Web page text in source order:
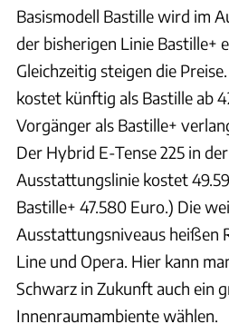
Basismodell Bastille wird im
der bisherigen Linie Bastille+
Gleichzeitig steigen die
kostet künftig als Bastille ab
Vorgänger als Bastille+
Der Hybrid E-Tense 225 in
Ausstattungslinie kostet
Bastille+ 47.580 Euro.) Die
Ausstattungsniveaus heißen
Line und Opera. Hier kann
Schwarz in Zukunft auch ein
Innenraumambiente wählen.